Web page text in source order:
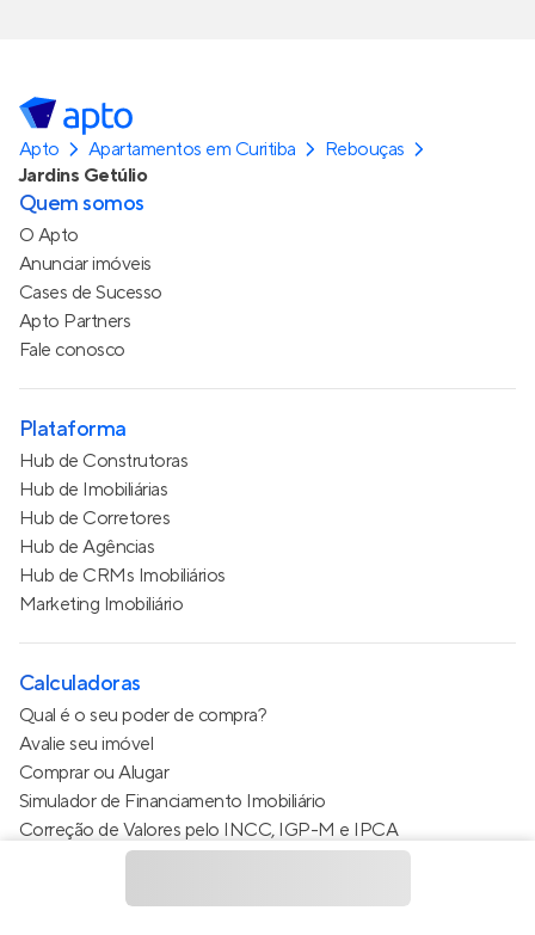
Apto Apartamentos em Curitiba
Rebouças
Jardins Getúlio
Quem somos
O Apto
Anunciar imóveis
Cases de Sucesso
Apto Partners
Fale conosco
Plataforma
Hub de Construtoras
Hub de Imobiliárias
Hub de Corretores
Hub de Agências
Hub de CRMs Imobiliários
Marketing Imobiliário
Calculadoras
Qual é o seu poder de compra?
Avalie seu imóvel
Comprar ou Alugar
Simulador de Financiamento Imobiliário
Correção de Valores pelo INCC, IGP-M e IPCA
Estimativa de valor do condomínio